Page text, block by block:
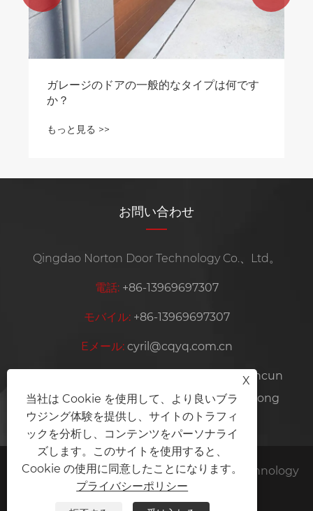
ガレージのドアの一般的なタイプは何です
か？
もっと見る >>
お問い合わせ
Qingdao Norton Door Technology Co.、Ltd。
電話: +86-13969697307
モバイル: +86-13969697307
Eメール: cyril@cqyq.com.cn
Plant 6、No。57、Haitao Road、Nancun
Town、Pingdu City、清dao City、Shandong
Province、China
Copyright©2024 Qingdao Norton Door Technology
Co.、Ltd。All Rights Reserved。
X
当社は Cookie を使用して、より良いブラ
ウジング体験を提供し、サイトのトラフィ
ックを分析し、コンテンツをパーソナライ
ズします。このサイトを使用すると、
Cookie の使用に同意したことになります。
プライバシーポリシー